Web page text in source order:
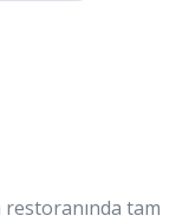
tam